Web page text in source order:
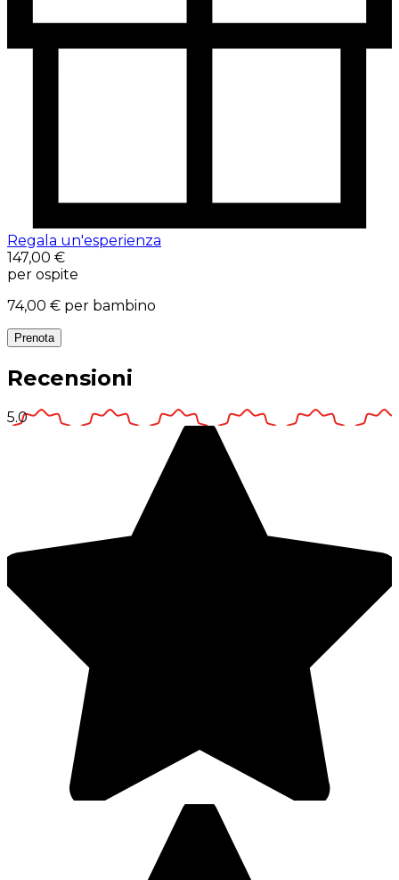
Regala un'esperienza
147,00 €
per ospite
74,00 € per bambino
Prenota
Recensioni
5.0